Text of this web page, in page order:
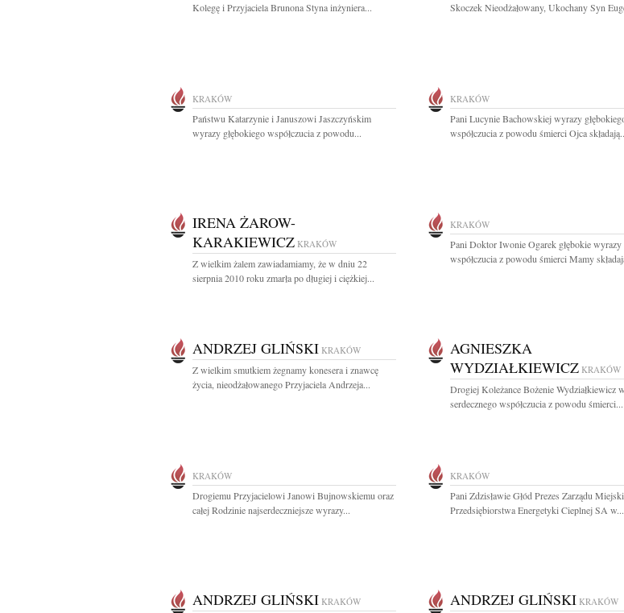
Kolegę i Przyjaciela Brunona Styna inżyniera...
Skoczek Nieodżałowany, Ukochany Syn
KRAKÓW
Państwu Katarzynie i Januszowi Jaszczyńskim
wyrazy głębokiego współczucia z powodu...
KRAKÓW
Pani Lucynie Bachowskiej wyrazy
współczucia z powodu śmierci Ojca
IRENA ŻAROW-
KARAKIEWICZ KRAKÓW
Z wielkim żalem zawiadamiamy, że w dniu 22
sierpnia 2010 roku zmarła po długiej i ciężkiej...
KRAKÓW
Pani Doktor Iwonie Ogarek głębokie wyrazy
współczucia z powodu śmierci Mamy
ANDRZEJ GLIŃSKI KRAKÓW
Z wielkim smutkiem żegnamy konesera i znawcę
życia, nieodżałowanego Przyjaciela Andrzeja...
AGNIESZKA
WYDZIAŁKIEWICZ KRAKÓW
Drogiej Koleżance Bożenie Wydziałkiewicz
serdecznego współczucia z powodu śmierci...
KRAKÓW
Drogiemu Przyjacielowi Janowi Bujnowskiemu oraz
całej Rodzinie najserdeczniejsze wyrazy...
KRAKÓW
Pani Zdzisławie Głód Prezes Zarządu
Przedsiębiorstwa Energetyki Cieplnej SA w...
ANDRZEJ GLIŃSKI KRAKÓW ANDRZEJ GLIŃSKI KRAKÓW